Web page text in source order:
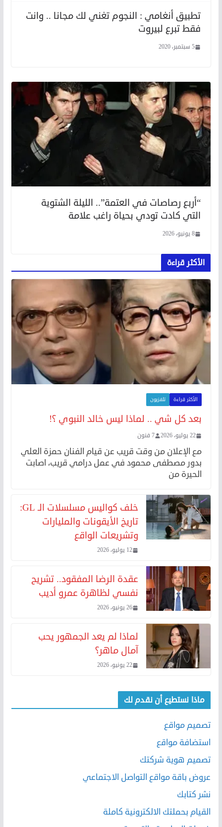
تطبيق أنغامي : النجوم تغني لك مجانا .. وانت
فقط تبرع لبيروت
5 سبتمبر، 2020
“أربع رصاصات في العتمة”.. الليلة الشتوية
التي كادت تودي بحياة راغب علامة
8 يونيو، 2026
الأكثر قراءة
الأكثر قراءة تلفزيون
بعد كل شي .. لماذا ليس خالد النبوي ؟!
22 يوليو، 2026 7 فنون
مع الإعلان من وقت قريب عن قيام الفنان حمزة العلي
بدور مصطفى محمود في عمل درامي قريب، اصابت
الحيرة من
خلف كواليس مسلسلات الـ GL:
تاريخ الأيقونات والمليارات
وتشريعات الواقع
12 يوليو، 2026
عقدة الرضا المفقود.. تشريح
نفسي لظاهرة عمرو أديب
26 يونيو، 2026
لماذا لم يعد الجمهور يحب
آمال ماهر؟
22 يونيو، 2026
ماذا نستطيع أن نقدم لك
تصميم مواقع
استضافة مواقع
تصميم هوية شركتك
عروض باقة مواقع التواصل الاجتماعي
نشر كتابك
القيام بحملتك الالكترونية كاملة